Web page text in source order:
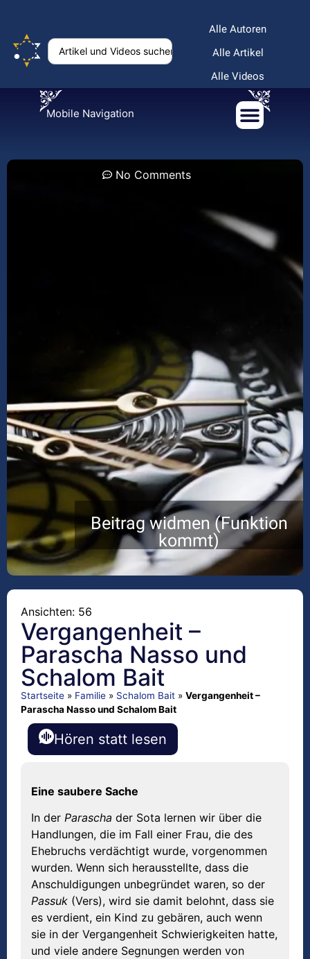
Alle Autoren
Alle Artikel
Alle Videos
Mobile Navigation
No Comments
Beitrag widmen (Funktion
kommt)
Ansichten: 56
Vergangenheit –
Parascha Nasso und
Schalom Bait
Startseite » Familie » Schalom Bait » Vergangenheit –
Parascha Nasso und Schalom Bait
Hören statt lesen
Eine saubere Sache
In der Parascha der Sota lernen wir über die
Handlungen, die im Fall einer Frau, die des
Ehebruchs verdächtigt wurde, vorgenommen
wurden. Wenn sich herausstellte, dass die
Anschuldigungen unbegründet waren, so der
Passuk (Vers), wird sie damit belohnt, dass sie
es verdient, ein Kind zu gebären, auch wenn
sie in der Vergangenheit Schwierigkeiten hatte,
und viele andere Segnungen werden von